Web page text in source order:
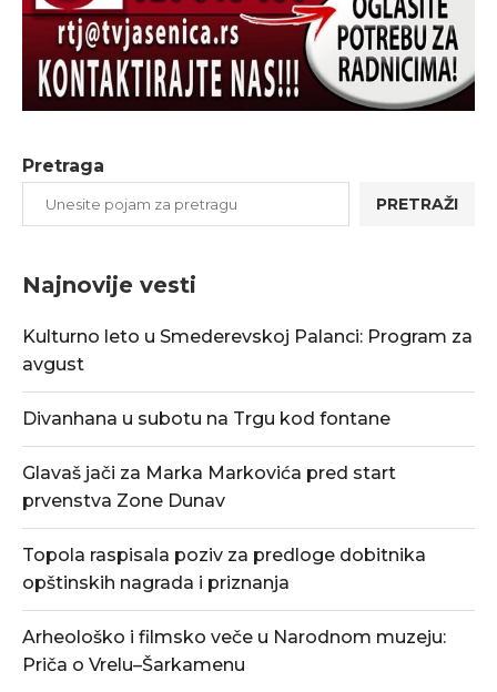
Pretraga
PRETRAŽI
Najnovije vesti
Kulturno leto u Smederevskoj Palanci: Program za
avgust
Divanhana u subotu na Trgu kod fontane
Glavaš jači za Marka Markovića pred start
prvenstva Zone Dunav
Topola raspisala poziv za predloge dobitnika
opštinskih nagrada i priznanja
Arheološko i filmsko veče u Narodnom muzeju:
Priča o Vrelu–Šarkamenu